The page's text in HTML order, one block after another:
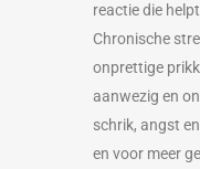
reactie die
Chronische
onprettige
aanwezig en
schrik, angst
en voor meer